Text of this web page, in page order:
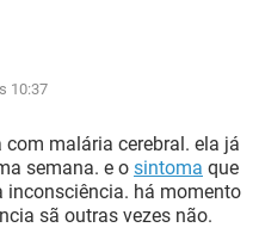
10:37
malária cerebral. ela já
semana. e o sintoma que
inconsciência. há momento
sã outras vezes não.